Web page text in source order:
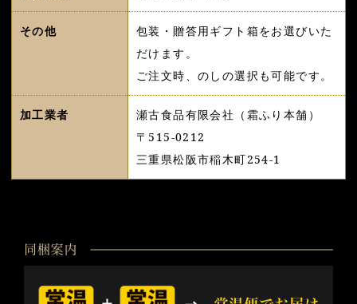
その他
包装・贈答用ギフト箱をお選びいた
だけます。
ご注文時、のしの選択も可能です。
加工業者
瀬古食品有限会社（霜ふり本舗）
〒515-0212
三重県松阪市稲木町254-1